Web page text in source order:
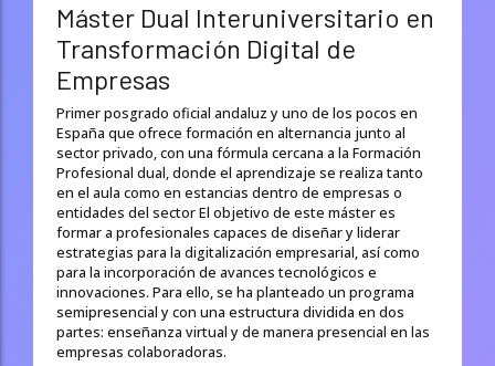
Máster Dual Interuniversitario en
Transformación Digital de
Empresas
Primer posgrado oficial andaluz y uno de los pocos en
España que ofrece formación en alternancia junto al
sector privado, con una fórmula cercana a la Formación
Profesional dual, donde el aprendizaje se realiza tanto
en el aula como en estancias dentro de empresas o
entidades del sector El objetivo de este máster es
formar a profesionales capaces de diseñar y liderar
estrategias para la digitalización empresarial, así como
para la incorporación de avances tecnológicos e
innovaciones. Para ello, se ha planteado un programa
semipresencial y con una estructura dividida en dos
partes: enseñanza virtual y de manera presencial en las
empresas colaboradoras.